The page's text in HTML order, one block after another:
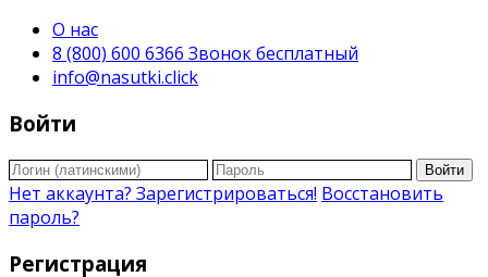
О нас
8 (800) 600 6366 Звонок бесплатный
info@nasutki.click
Войти
Войти
Нет аккаунта? Зарегистрироваться! Восстановить
пароль?
Регистрация